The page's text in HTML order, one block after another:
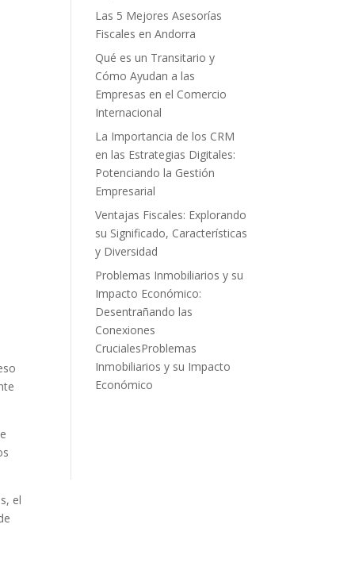
el
Las 5 Mejores Asesorías
Fiscales en Andorra
Qué es un Transitario y
Cómo Ayudan a las
Empresas en el Comercio
Internacional
La Importancia de los CRM
en las Estrategias Digitales:
Potenciando la Gestión
Empresarial
Ventajas Fiscales: Explorando
su Significado, Características
y Diversidad
Problemas Inmobiliarios y su
Impacto Económico:
Desentrañando las
Conexiones
CrucialesProblemas
Inmobiliarios y su Impacto
Económico